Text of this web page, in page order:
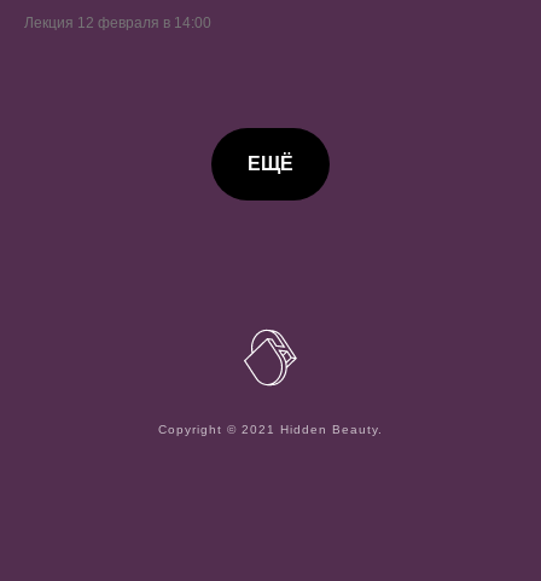
Лекция 12 февраля в 14:00
ЕЩЁ
Сopyright © 2021 Hidden Beauty.